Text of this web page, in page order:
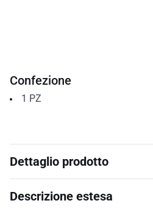
Confezione
1 PZ
Dettaglio prodotto
Descrizione estesa